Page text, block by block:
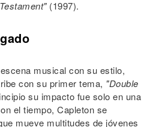
(1997).
musical con su estilo,
con su primer tema, "Double
su impacto fue solo en una
el tiempo, Capleton se
mueve multitudes de jóvenes